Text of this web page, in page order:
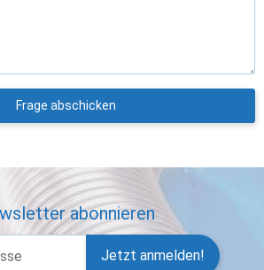
Frage abschicken
abonnieren
Jetzt anmelden!